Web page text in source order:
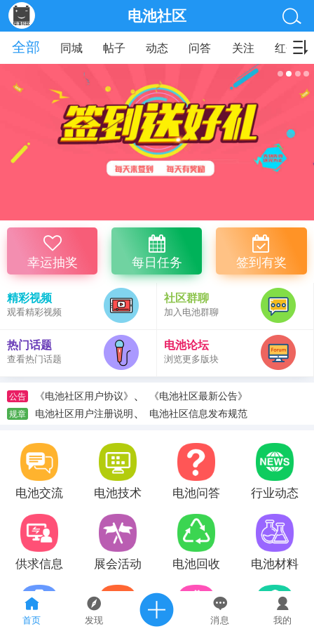
首页 发现 消息 我的
电池社区
全部
同城 帖子 动态 问答 关注 红包
幸运抽奖 每日任务 签到有奖
精彩视频
观看精彩视频
社区群聊
加入电池群聊
热门话题
查看热门话题
电池论坛
浏览更多版块
公告 《电池社区用户协议》 、 《电池社区最新公告》
规章 电池社区用户注册说明、 电池社区信息发布规范
电池交流 电池技术 电池问答 行业动态
供求信息 展会活动 电池回收 电池材料